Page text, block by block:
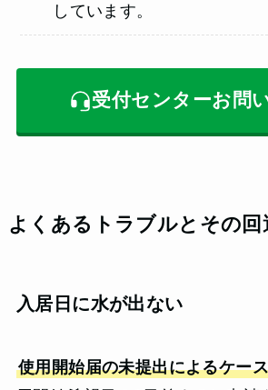
しています。
受付センターお問
よくあるトラブルとその回
入居日に水が出ない
使用開始届の未提出によるケー